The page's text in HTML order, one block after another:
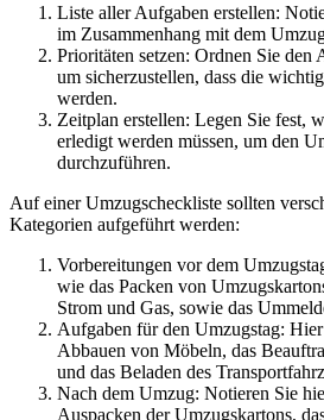
Liste aller Aufgaben erstellen:
im Zusammenhang mit dem
Prioritäten setzen: Ordnen Sie den
um sicherzustellen, dass die
werden.
Zeitplan erstellen: Legen Sie fest,
erledigt werden müssen, um den
durchzuführen.
Auf einer Umzugscheckliste sollten
Kategorien aufgeführt werden:
Vorbereitungen vor dem
wie das Packen von
Strom und Gas, sowie das
Aufgaben für den Umzugstag:
Abbauen von Möbeln, das
und das Beladen des
Nach dem Umzug: Notieren Sie
Auspacken der Umzugskartons,